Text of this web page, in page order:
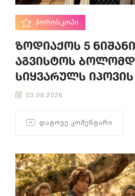
ᲰᲝᲠᲝᲡᲙᲝᲞᲘ
ზოდიაქოს 5
აგვისტოს
სიყვარულს იპოვის
03.08.2026
ᲓᲐᲢᲝᲕᲔ ᲙᲝᲛᲔᲜᲢᲐᲠᲘ